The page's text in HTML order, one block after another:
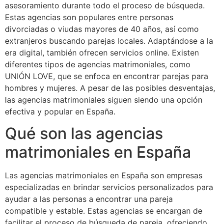
asesoramiento durante todo el proceso de búsqueda.
Estas agencias son populares entre personas
divorciadas o viudas mayores de 40 años, así como
extranjeros buscando parejas locales. Adaptándose a la
era digital, también ofrecen servicios online. Existen
diferentes tipos de agencias matrimoniales, como
UNIÓN LOVE, que se enfoca en encontrar parejas para
hombres y mujeres. A pesar de las posibles desventajas,
las agencias matrimoniales siguen siendo una opción
efectiva y popular en España.
Qué son las agencias
matrimoniales en España
Las agencias matrimoniales en España son empresas
especializadas en brindar servicios personalizados para
ayudar a las personas a encontrar una pareja
compatible y estable. Estas agencias se encargan de